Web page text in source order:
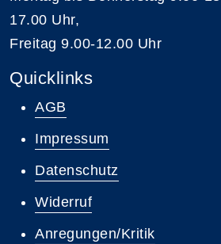
17.00 Uhr,
Freitag 9.00-12.00 Uhr
Quicklinks
AGB
Impressum
Datenschutz
Widerruf
Anregungen/Kritik